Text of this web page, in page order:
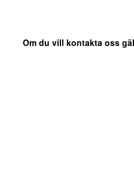
Om du vill kontakta oss